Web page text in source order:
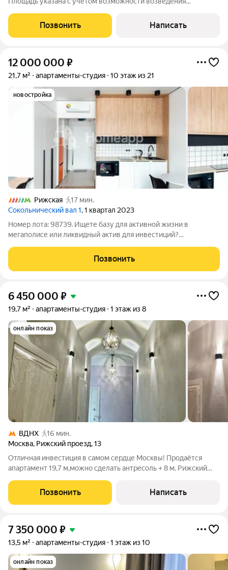
м +7,5 кв м у м. "ВДНХ" идеальная инвестиция или комфортное
проживание! Почему это
Позвонить Написать
12 000 000 ₽
21,7 м² апартаменты-студия 10 этаж из 21
новостройка
Рижская
17 мин.
Сокольнический вал 1, 1 квартал 2023
Номер лота: 98739. Ищете базу для активной жизни в
мегаполисе или ликвидный актив для инвестиций?
доме (2023 г.) прямо у входа в парк «Сокольники». ДЛЯ ТЕХ,
КТО ЦЕНИТ ВРЕМЯ: Ваш образ жизни
Позвонить
6 450 000 ₽
19,7 м² апартаменты-студия 1 этаж из 8
онлайн показ
ВДНХ
16 мин.
Москва, Рижский проезд,13
Отличная инвестиция в самом сердце Москвы! Продаётся
апартамент 19,7 м,можно сделать антресоль + 8 м. Рижский
столицы. Почему это выгоднее
Позвонить Написать
7 350 000 ₽
13,5 м² апартаменты-студия 1 этаж из 10
онлайн показ